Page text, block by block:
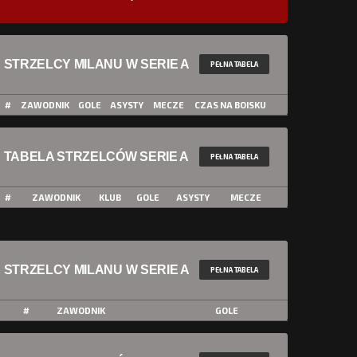
STRZELCY MILANU W SERIE A PEŁNA TABELA
# ZAWODNIK GOLE ASYSTY MECZE CZAS NA BOISKU
TABELA STRZELCÓW SERIE A PEŁNA TABELA
# ZAWODNIK KLUB GOLE ASYSTY MECZE
STRZELCY MILANU W SERIE A PEŁNA TABELA
# ZAWODNIK GOLE